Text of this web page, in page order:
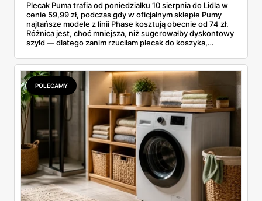
Plecak Puma trafia od poniedziałku 10 sierpnia do Lidla w
cenie 59,99 zł, podczas gdy w oficjalnym sklepie Pumy
najtańsze modele z linii Phase kosztują obecnie od 74 zł.
Różnica jest, choć mniejsza, niż sugerowałby dyskontowy
szyld — dlatego zanim rzuciłam plecak do koszyka,
rozpiska: co dokładnie sprzedaje Lidl, ile kosztują
odpowiedniki u producenta i komu ten zakup naprawdę
się opłaci.
POLECAMY